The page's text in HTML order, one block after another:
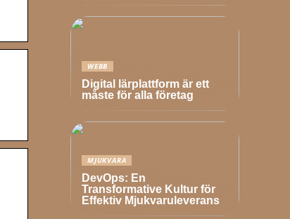
WEBB
Digital lärplattform är ett
måste för alla företag
MJUKVARA
DevOps: En
Transformative Kultur för
Effektiv Mjukvaruleverans